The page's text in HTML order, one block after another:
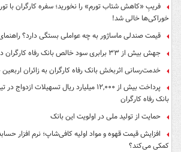
خوراکی‌ها خالی شد!
قیمت صندلی ماساژور به چه عواملی بستگی دارد؟
جهش بیش از ۳۳ برابری سود خالص بانک رفاه کارگران در بهار ۱۴۰۵
خدمت‌رسانی اثربخش بانک رفاه کارگران به زائران
پرداخت بیش از ۱۲,۰۰۰ میلیارد ریال تسهیلات
بانک رفاه کارگران
حمایت از تولید ملی در اولویت این بانک
افزایش قیمت قهوه و مواد اولیه کافی‌شاپ؛ نرم افزار
کمکی می‌کند؟